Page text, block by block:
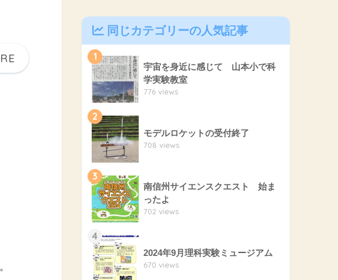
同じカテゴリーの人気記事
1
宇宙を身近に感じて 山本小で科
学実験教室
776 views
2
モデルロケットの受付終了
708 views
3
南信州サイエンスクエスト 始ま
ったよ
702 views
4
2024年9月理科実験ミュージアム
670 views